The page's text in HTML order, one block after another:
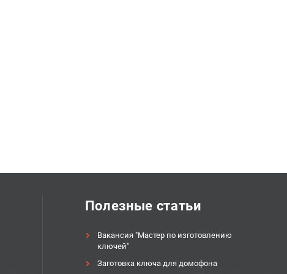
Полезные статьи
Вакансия "Мастер по изготовлению
ключей"
Заготовка ключа для домофона